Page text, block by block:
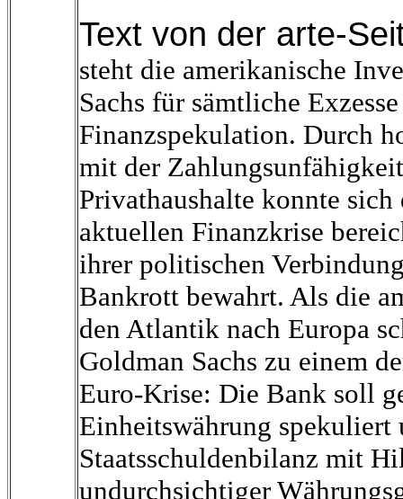
Text von der arte-
steht die amerikanische
Sachs für sämtliche
Finanzspekulation. Durch
mit der
Privathaushalte konnte
aktuellen Finanzkrise
ihrer politischen
Bankrott bewahrt. Als die
den Atlantik nach Europa
Goldman Sachs zu einem
Euro-Krise: Die Bank soll
Einheitswährung spekuliert
Staatsschuldenbilanz mit
undurchsichtiger